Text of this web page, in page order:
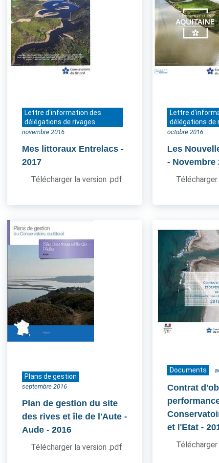
Lettre d'information des
délégations de rivages
novembre 2016
Mes littoraux Entrelacs -
2017
Télécharger la version .pdf
Lettre
délégations de
octobre 2016
Les
- Novembre
Plans de gestion
septembre 2016
Plan de gestion du site
des rives et île de l'Aute -
Aude - 2016
Télécharger la version .pdf
Documents
Contrat
et l'Etat -